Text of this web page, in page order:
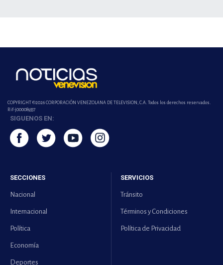
COPYRIGHT ©2026 CORPORACIÓN VENEZOLANA DE TELEVISION, C.A. Todos los derechos reservados.
Rif-j000089337
SIGUENOS EN:
SECCIONES
Nacional
Internacional
Política
Economía
Deportes
SERVICIOS
Tránsito
Términos y Condiciones
Política de Privacidad